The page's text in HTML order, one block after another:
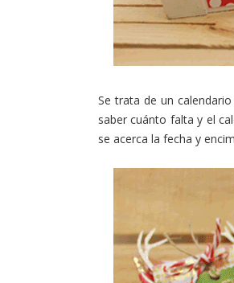
Se trata de un
saber cuánto falta y el
se acerca la fecha y